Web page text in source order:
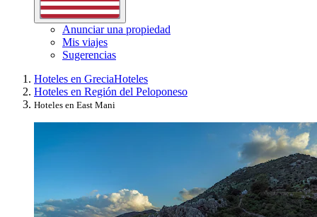
Anunciar una propiedad
Mis viajes
Sugerencias
Hoteles en GreciaHoteles
Hoteles en Región del Peloponeso
Hoteles en East Mani